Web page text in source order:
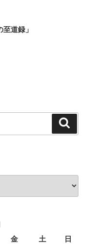
道録」
金 土 日